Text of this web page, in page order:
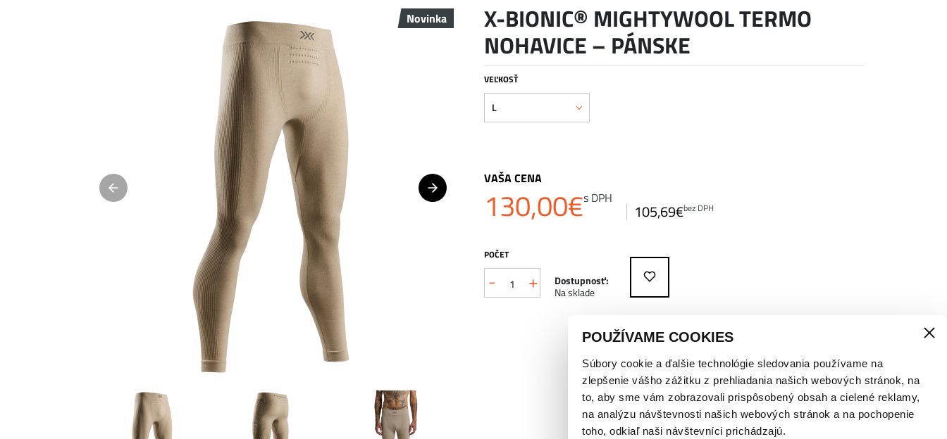
POUŽÍVAME COOKIES
Súbory cookie a ďalšie technológie sledovania používame na
zlepšenie vášho zážitku z prehliadania našich webových stránok, na
to, aby sme vám zobrazovali prispôsobený obsah a cielené reklamy,
na analýzu návštevnosti našich webových stránok a na pochopenie
toho, odkiaľ naši návštevníci prichádzajú.
Novinka X-BIONIC® MIGHTYWOOL TERMO
NOHAVICE – PÁNSKE
VEĽKOSŤ
L
VAŠA CENA
130,00€s DPH
105,69€bez DPH
POČET
-
množstvo+
Dostupnosť:
Na sklade